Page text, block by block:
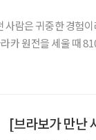
사람은 귀중한 경험
카 원전을 세울 때
[브라보가 만난